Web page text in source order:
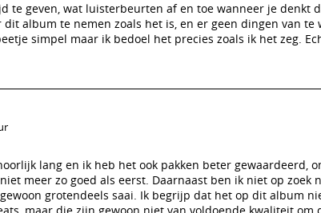
te geven, wat luisterbeurten af en toe wanneer je denkt
album te nemen zoals het is, en er geen dingen van te
simpel maar ik bedoel het precies zoals ik het zeg.
lang en ik heb het ook pakken beter gewaardeerd,
meer zo goed als eerst. Daarnaast ben ik niet op zoek
grotendeels saai. Ik begrijp dat het op dit album